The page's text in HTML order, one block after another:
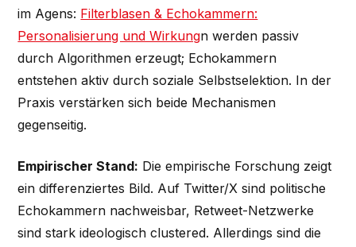
im Agens: Filterblasen & Echokammern:
Personalisierung und Wirkungn werden passiv
durch Algorithmen erzeugt; Echokammern
entstehen aktiv durch soziale Selbstselektion. In der
Praxis verstärken sich beide Mechanismen
gegenseitig.
Empirischer Stand: Die empirische Forschung zeigt
ein differenziertes Bild. Auf Twitter/X sind politische
Echokammern nachweisbar, Retweet-Netzwerke
sind stark ideologisch clustered. Allerdings sind die